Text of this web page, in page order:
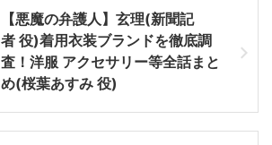
【悪魔の弁護人】玄理(新聞記
者 役)着用衣装ブランドを徹底調
査！洋服 アクセサリー等全話まと
め(桜葉あすみ 役)